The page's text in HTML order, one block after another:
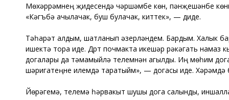
Мөхәррәмнең җидесендә чәршәмбе көн, пәнҗешәнбе
«Кәгъбә ачылачак, буш булачак, киттек», — диде.
Тәһарәт алдым, шатланып әзерләндем. Бардым. Халык
ишектә тора иде. Дүрт почмакта икешәр рәкәгать
догалары да тәмамыйлә телемнән агылды. Иң мөһим
шәригатеңне илемдә таратыйм», — догасы иде. Хәрәмдә
Йөрәгемә, телемә һәрвакыт шушы дога салынды,